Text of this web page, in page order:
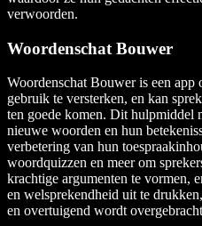
verwoorden.
Woordenschat Bouwer
Woordenschat Bouwer is een app
gebruik te versterken, en kan
ten goede komen. Dit hulpmiddel
nieuwe woorden en hun
verbetering van hun
woordquizzen en meer om
krachtige argumenten te vormen,
en welsprekendheid uit te
en overtuigend wordt